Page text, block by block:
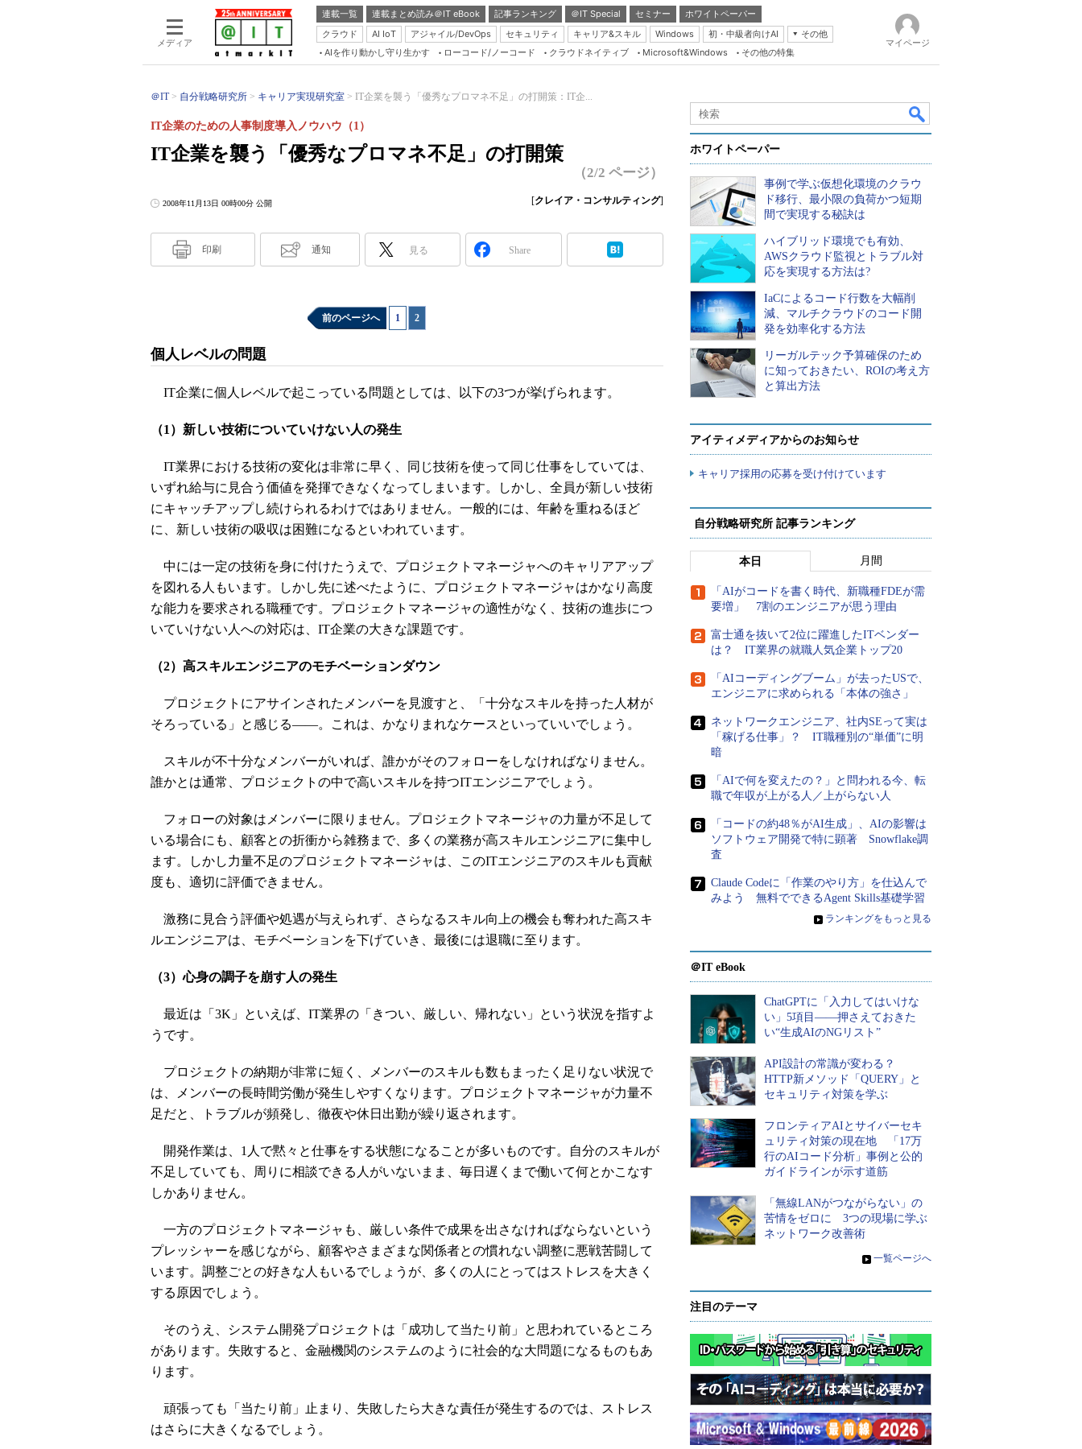
メディア
連載一覧 連載まとめ読み＠IT eBook 記事ランキング ＠IT Special セミナー
ホワイトペーパー
クラウド
AI IoT アジャイル/DevOps セキュリティ キャリア&スキル Windows 初・中級者向けAI
その他
Server & Storage
Database Expert
Master of IP Network
Security & Trust
AIを作り動かし守り生かす ローコード/ノーコード クラウドネイティブ Microsoft&Windows その他の特集
マイページ
＠IT 自分戦略研究所 キャリア実現研究室 IT企業を襲う「優秀なプロマネ不足」の打開策：IT企...
IT企業を襲う「優秀なプロマネ不足」の打開策
IT企業のための人事制度導入ノウハウ（1）
（2/2 ページ）
2008年11月13日 00時00分 公開 [クレイア・コンサルティング]
印刷 通知 見る Share
前のページへ 1 2
個人レベルの問題
IT企業に個人レベルで起こっている問題としては、以下の3つが挙げられます。
（1）新しい技術についていけない人の発生
IT業界における技術の変化は非常に早く、同じ技術を使って同じ仕事をしていては、
いずれ給与に見合う価値を発揮できなくなってしまいます。しかし、全員が新しい技術
にキャッチアップし続けられるわけではありません。一般的には、年齢を重ねるほど
に、新しい技術の吸収は困難になるといわれています。
中には一定の技術を身に付けたうえで、プロジェクトマネージャへのキャリアアップ
を図れる人もいます。しかし先に述べたように、プロジェクトマネージャはかなり高度
な能力を要求される職種です。プロジェクトマネージャの適性がなく、技術の進歩につ
いていけない人への対応は、IT企業の大きな課題です。
（2）高スキルエンジニアのモチベーションダウン
プロジェクトにアサインされたメンバーを見渡すと、「十分なスキルを持った人材が
そろっている」と感じる――。これは、かなりまれなケースといっていいでしょう。
スキルが不十分なメンバーがいれば、誰かがそのフォローをしなければなりません。
誰かとは通常、プロジェクトの中で高いスキルを持つITエンジニアでしょう。
フォローの対象はメンバーに限りません。プロジェクトマネージャの力量が不足して
いる場合にも、顧客との折衝から雑務まで、多くの業務が高スキルエンジニアに集中し
ます。しかし力量不足のプロジェクトマネージャは、このITエンジニアのスキルも貢献
度も、適切に評価できません。
激務に見合う評価や処遇が与えられず、さらなるスキル向上の機会も奪われた高スキ
ルエンジニアは、モチベーションを下げていき、最後には退職に至ります。
（3）心身の調子を崩す人の発生
最近は「3K」といえば、IT業界の「きつい、厳しい、帰れない」という状況を指すよ
うです。
プロジェクトの納期が非常に短く、メンバーのスキルも数もまったく足りない状況で
は、メンバーの長時間労働が発生しやすくなります。プロジェクトマネージャが力量不
足だと、トラブルが頻発し、徹夜や休日出勤が繰り返されます。
開発作業は、1人で黙々と仕事をする状態になることが多いものです。自分のスキルが
不足していても、周りに相談できる人がいないまま、毎日遅くまで働いて何とかこなす
しかありません。
一方のプロジェクトマネージャも、厳しい条件で成果を出さなければならないという
プレッシャーを感じながら、顧客やさまざまな関係者との慣れない調整に悪戦苦闘して
います。調整ごとの好きな人もいるでしょうが、多くの人にとってはストレスを大きく
する原因でしょう。
そのうえ、システム開発プロジェクトは「成功して当たり前」と思われているところ
があります。失敗すると、金融機関のシステムのように社会的な大問題になるものもあ
ります。
頑張っても「当たり前」止まり、失敗したら大きな責任が発生するのでは、ストレス
はさらに大きくなるでしょう。
ホワイトペーパー
事例で学ぶ仮想化環境のクラウ
ド移行、最小限の負荷かつ短期
間で実現する秘訣は
ハイブリッド環境でも有効、
AWSクラウド監視とトラブル対
応を実現する方法は?
IaCによるコード行数を大幅削
減、マルチクラウドのコード開
発を効率化する方法
リーガルテック予算確保のため
に知っておきたい、ROIの考え方
と算出方法
アイティメディアからのお知らせ
キャリア採用の応募を受け付けています
自分戦略研究所 記事ランキング
本日 月間
「AIがコードを書く時代、新職種FDEが需
要増」 7割のエンジニアが思う理由
富士通を抜いて2位に躍進したITベンダー
は？ IT業界の就職人気企業トップ20
「AIコーディングブーム」が去ったUSで、
エンジニアに求められる「本体の強さ」
ネットワークエンジニア、社内SEって実は
「稼げる仕事」？ IT職種別の“単価”に明
暗
「AIで何を変えたの？」と問われる今、転
職で年収が上がる人／上がらない人
「コードの約48％がAI生成」、AIの影響は
ソフトウェア開発で特に顕著 Snowflake調
査
Claude Codeに「作業のやり方」を仕込んで
みよう 無料でできるAgent Skills基礎学習
» ランキングをもっと見る
＠IT eBook
ChatGPTに「入力してはいけな
い」5項目――押さえておきた
い“生成AIのNGリスト”
API設計の常識が変わる？
HTTP新メソッド「QUERY」と
セキュリティ対策を学ぶ
フロンティアAIとサイバーセキ
ュリティ対策の現在地 「17万
行のAIコード分析」事例と公的
ガイドラインが示す道筋
「無線LANがつながらない」の
苦情をゼロに 3つの現場に学ぶ
ネットワーク改善術
» 一覧ページへ
注目のテーマ